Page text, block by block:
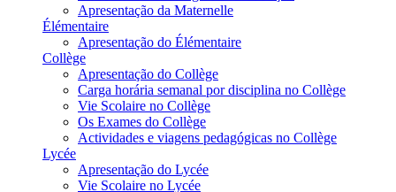
Apresentação da Maternelle
Élémentaire
Apresentação do Élémentaire
Collège
Apresentação do Collège
Carga horária semanal por disciplina no Collège
Vie Scolaire no Collège
Os Exames do Collège
Actividades e viagens pedagógicas no Collège
Lycée
Apresentação do Lycée
Vie Scolaire no Lycée